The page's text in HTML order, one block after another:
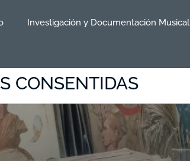
Investigación y Documentación Musical
CONSENTIDAS